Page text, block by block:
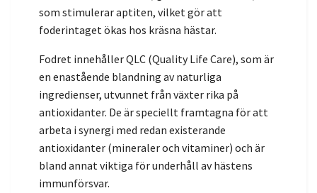
som stimulerar aptiten, vilket gör att
foderintaget ökas hos kräsna hästar.
Fodret innehåller QLC (Quality Life Care), som är
en enastående blandning av naturliga
ingredienser, utvunnet från växter rika på
antioxidanter. De är speciellt framtagna för att
arbeta i synergi med redan existerande
antioxidanter (mineraler och vitaminer) och är
bland annat viktiga för underhåll av hästens
immunförsvar.